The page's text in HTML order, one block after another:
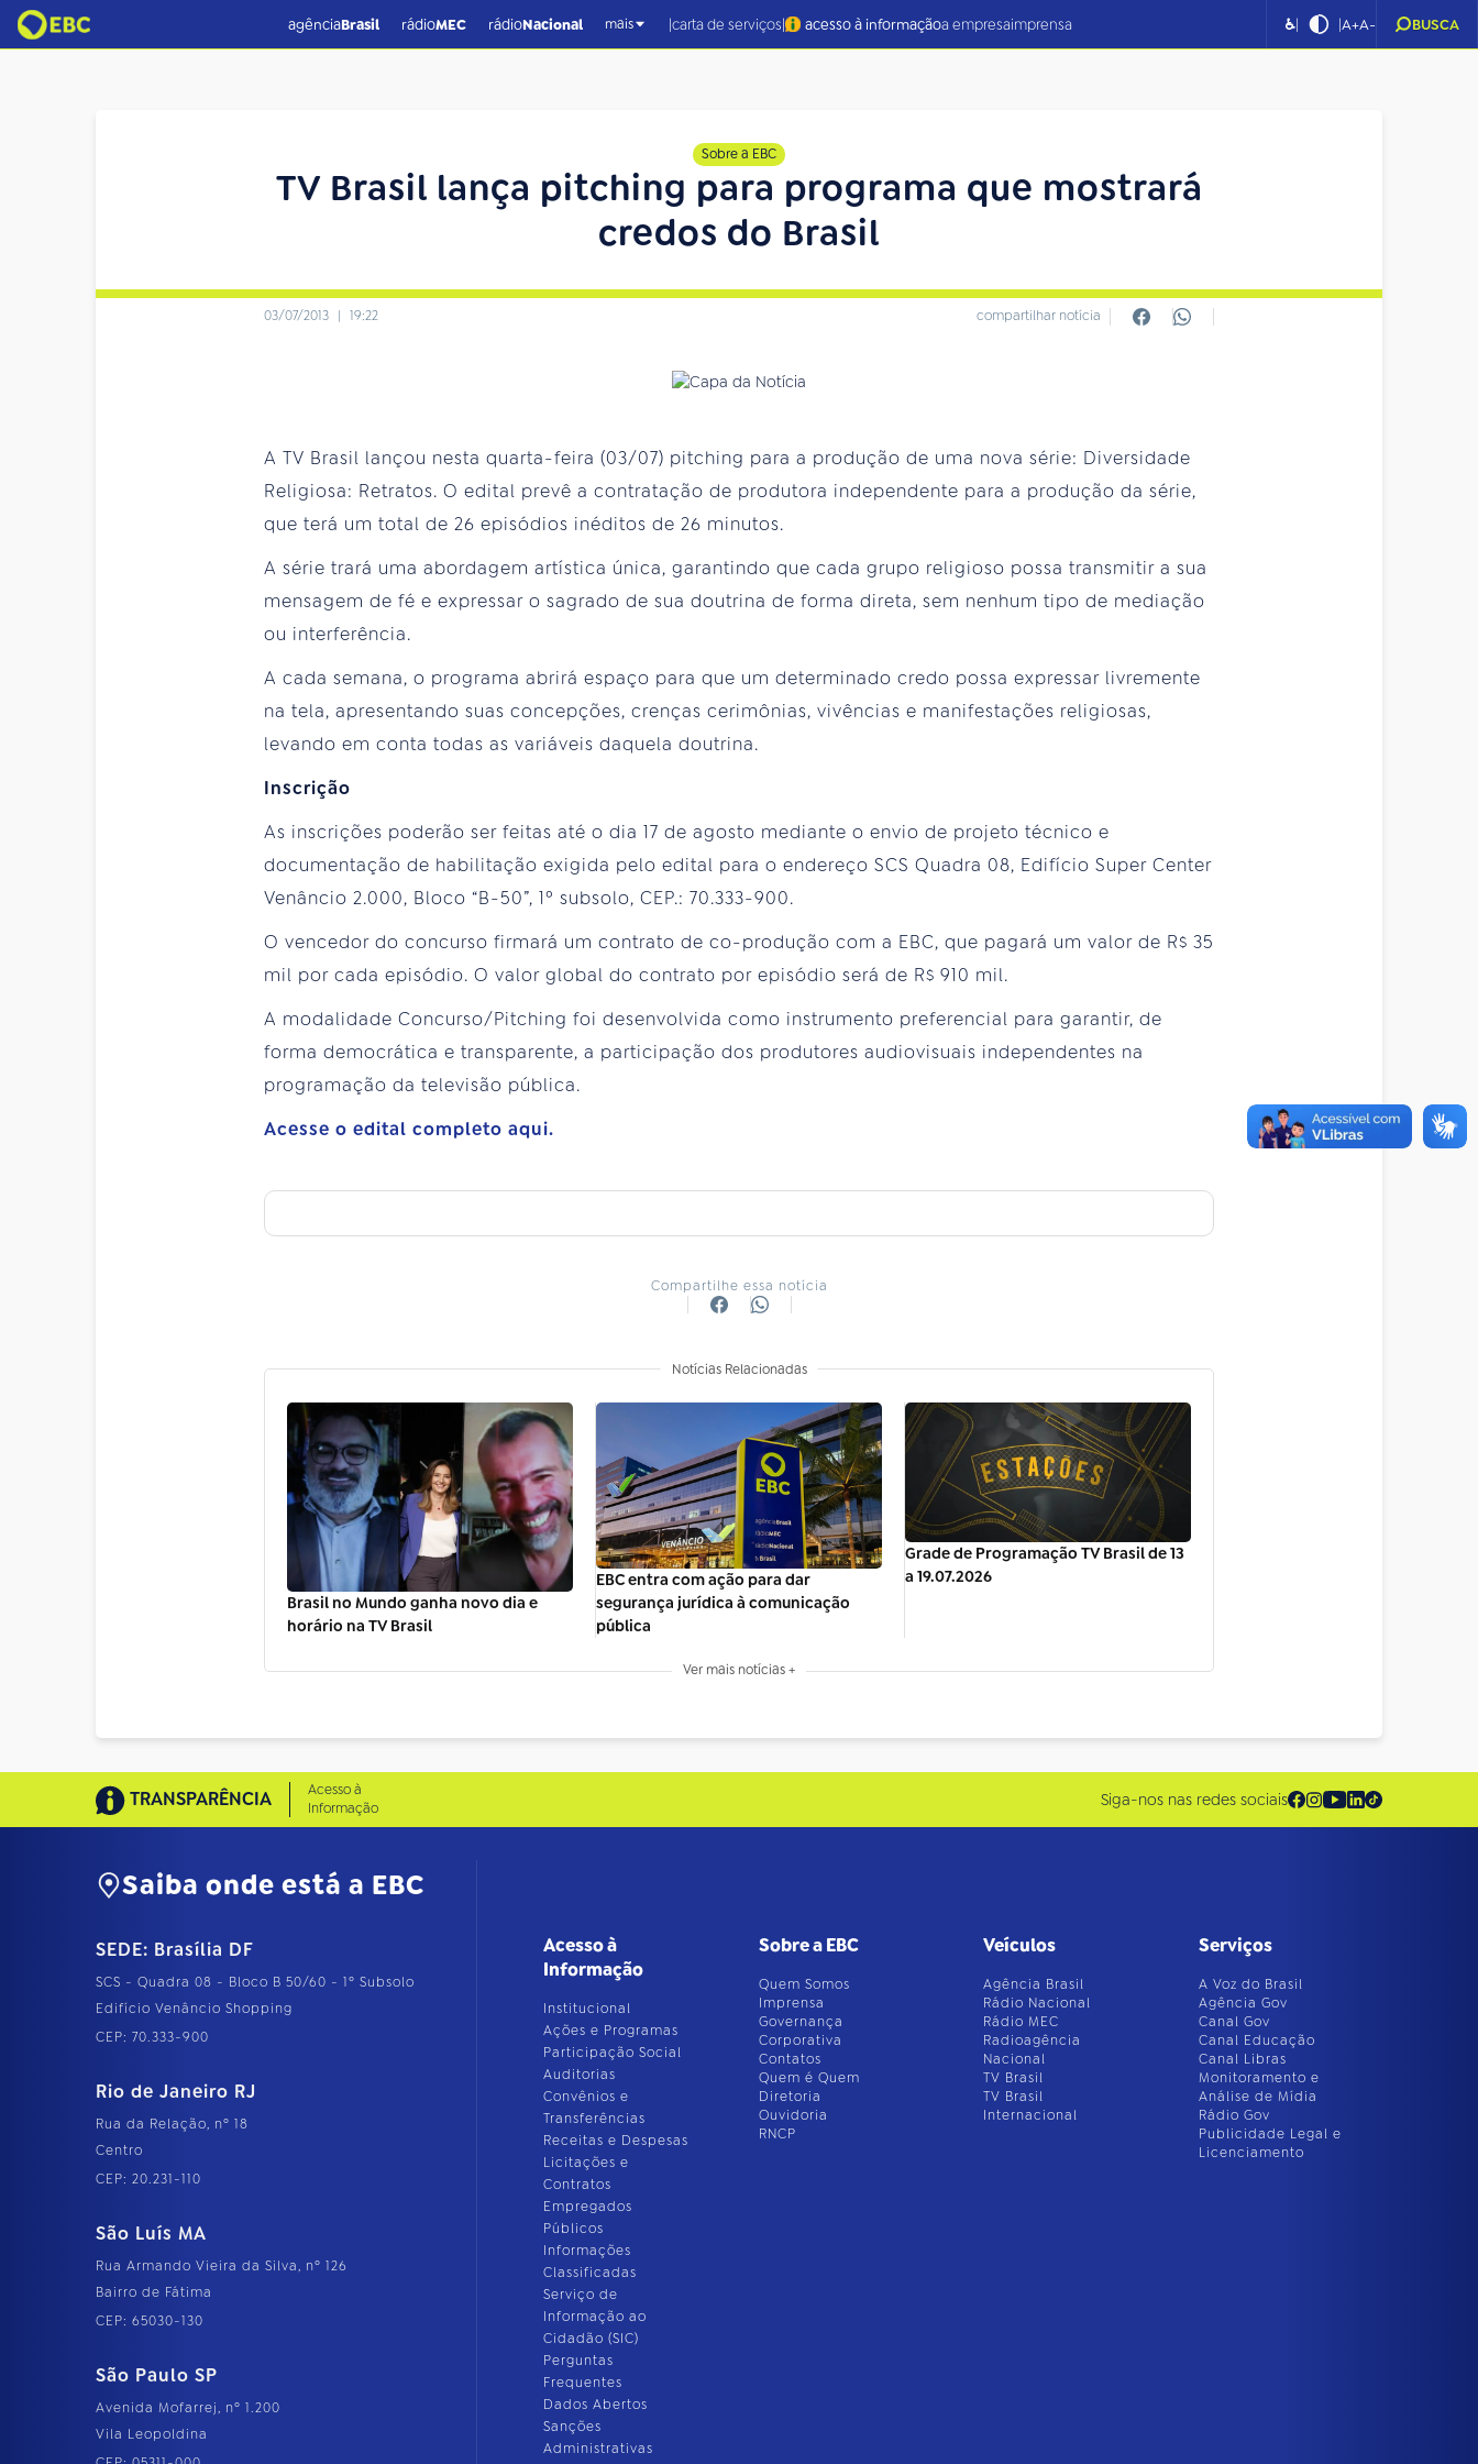
agênciaBrasil rádioMEC rádioNacional mais |carta de serviços| acesso à informaçãoa empresaimprensa ♿| |A+A- BUSCA
Sobre a EBC
TV Brasil lança pitching para programa que mostrará
credos do Brasil
03/07/2013 | 19:22 compartilhar notícia
A TV Brasil lançou nesta quarta-feira (03/07) pitching para a produção de uma nova série: Diversidade
Religiosa: Retratos. O edital prevê a contratação de produtora independente para a produção da série,
que terá um total de 26 episódios inéditos de 26 minutos.
A série trará uma abordagem artística única, garantindo que cada grupo religioso possa transmitir a sua
mensagem de fé e expressar o sagrado de sua doutrina de forma direta, sem nenhum tipo de mediação
ou interferência.
A cada semana, o programa abrirá espaço para que um determinado credo possa expressar livremente
na tela, apresentando suas concepções, crenças cerimônias, vivências e manifestações religiosas,
levando em conta todas as variáveis daquela doutrina.
Inscrição
As inscrições poderão ser feitas até o dia 17 de agosto mediante o envio de projeto técnico e
documentação de habilitação exigida pelo edital para o endereço SCS Quadra 08, Edifício Super Center
Venâncio 2.000, Bloco “B-50”, 1º subsolo, CEP.: 70.333-900.
O vencedor do concurso firmará um contrato de co-produção com a EBC, que pagará um valor de R$ 35
mil por cada episódio. O valor global do contrato por episódio será de R$ 910 mil.
A modalidade Concurso/Pitching foi desenvolvida como instrumento preferencial para garantir, de
forma democrática e transparente, a participação dos produtores audiovisuais independentes na
programação da televisão pública.
Acesse o edital completo aqui.
Compartilhe essa notícia
Notícias Relacionadas
Brasil no Mundo ganha novo dia e
horário na TV Brasil
EBC entra com ação para dar
segurança jurídica à comunicação
pública
Grade de Programação TV Brasil de 13
a 19.07.2026
Ver mais notícias +
TRANSPARÊNCIA
Acesso à
Informação
Siga-nos nas redes sociais
Saiba onde está a EBC
SEDE: Brasília DF
SCS - Quadra 08 - Bloco B 50/60 - 1º Subsolo
Edifício Venâncio Shopping
CEP: 70.333-900
Rio de Janeiro RJ
Rua da Relação, nº 18
Centro
CEP: 20.231-110
São Luís MA
Rua Armando Vieira da Silva, nº 126
Bairro de Fátima
CEP: 65030-130
São Paulo SP
Avenida Mofarrej, nº 1.200
Vila Leopoldina
Acesso à
Informação
Institucional
Ações e Programas
Participação Social
Auditorias
Convênios e
Transferências
Receitas e Despesas
Licitações e
Contratos
Empregados
Públicos
Informações
Classificadas
Serviço de
Informação ao
Cidadão (SIC)
Perguntas
Frequentes
Dados Abertos
Sanções
Administrativas
Sobre a EBC
Quem Somos
Imprensa
Governança
Corporativa
Contatos
Quem é Quem
Diretoria
Ouvidoria
RNCP
Veículos
Agência Brasil
Rádio Nacional
Rádio MEC
Radioagência
Nacional
TV Brasil
TV Brasil
Internacional
Serviços
A Voz do Brasil
Agência Gov
Canal Gov
Canal Educação
Canal Libras
Monitoramento e
Análise de Mídia
Rádio Gov
Publicidade Legal e
Licenciamento